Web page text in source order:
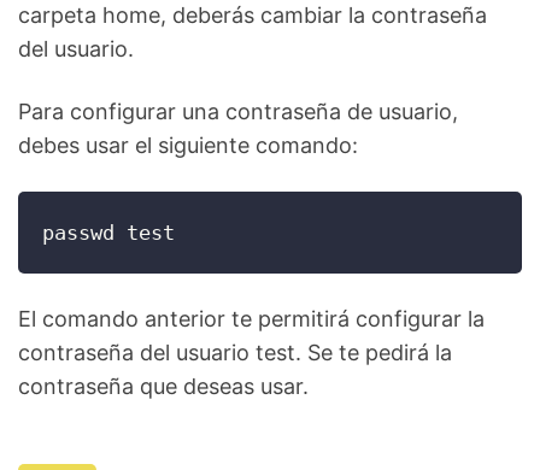
carpeta home, deberás cambiar la contraseña
del usuario.
Para configurar una contraseña de usuario,
debes usar el siguiente comando:
passwd test
El comando anterior te permitirá configurar la
contraseña del usuario test. Se te pedirá la
contraseña que deseas usar.